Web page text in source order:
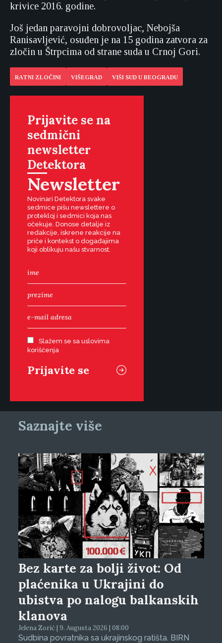
krivice 2016. godine.
Još jedan paravojni dobrovoljac, Nebojša
Ranisavljević, osuđen je na 15 godina zatvora za
zločin u Štrpcima od strane suda u Crnoj Gori.
RATNI ZLOČINI VIŠEGRAD VIŠI SUD U BEOGRADU
Prijavite se na
sedmični
newsletter
Detektora
Newsletter
Novinari Detektora svake
sedmice pišu newslettere o
protekloj i sedmici koja nas
očekuje. Donose detalje iz
redakcije, iskrene reakcije na
priče i kontekst o događajima
koji oblikuju našu stvarnost.
Slažem se sa uslovima
korišćenja
Saznajte više
Bez karte za bolji život: Od
plaćenika u Ukrajini do
ubistva po nalogu balkanskih
klanova
Jelena Zorić | 9. Augusta 2026 | 08:00
Sudbina povratnika sa ukrajinskog ratišta. BIRN